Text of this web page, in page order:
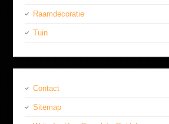
Raamdecoratie
Tuin
Contact
Sitemap